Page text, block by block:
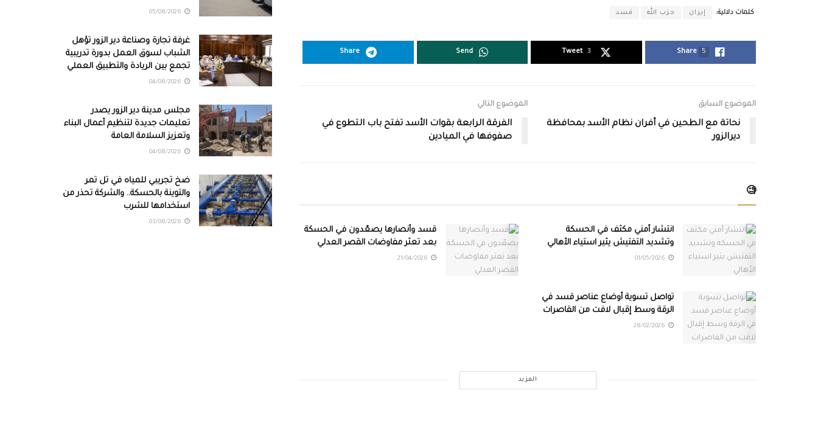
كلمات دلالية: إيران حزب الله قسد
Share 5
Tweet 3
Send
Share
الموضوع السابق
نحاتة مع الطحين في أفران نظام الأسد بمحافظة
ديرالزور
الموضوع التالي
الفرقة الرابعة بقوات الأسد تفتح باب التطوع في
صفوفها في الميادين
🧐
انتشار أمني مكثف في الحسكة
وتشديد التفتيش يثير استياء الأهالي
قسد وأنصارها يصعّدون في الحسكة
بعد تعثر مفاوضات القصر العدلي
تواصل تسوية أوضاع عناصر قسد في
الرقة وسط إقبال لافت من القاصرات
المزيد
غرفة تجارة وصناعة دير الزور تؤهل
الشباب لسوق العمل بدورة تدريبية
تجمع بين الريادة والتطبيق العملي
مجلس مدينة دير الزور يصدر
تعليمات جديدة لتنظيم أعمال البناء
وتعزيز السلامة العامة
ضخ تجريبي للمياه في تل تمر
والتوينة بالحسكة.. والشركة تحذر من
استخدامها للشرب